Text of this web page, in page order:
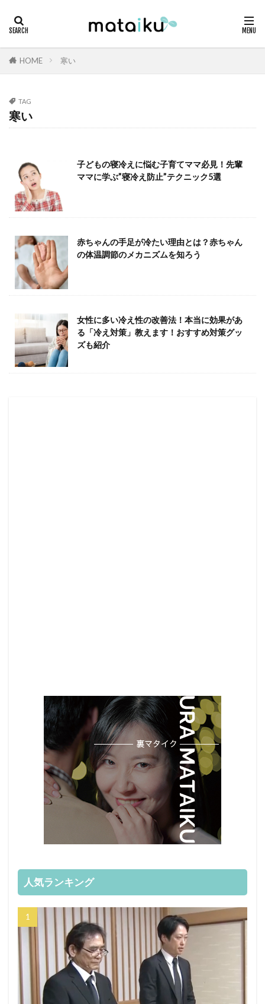
HOME 寒い
TAG
寒い
子どもの寝冷えに悩む子育てママ必見！先輩
ママに学ぶ”寝冷え防止”テクニック5選
赤ちゃんの手足が冷たい理由とは？赤ちゃん
の体温調節のメカニズムを知ろう
女性に多い冷え性の改善法！本当に効果があ
る「冷え対策」教えます！おすすめ対策グッ
ズも紹介
人気ランキング